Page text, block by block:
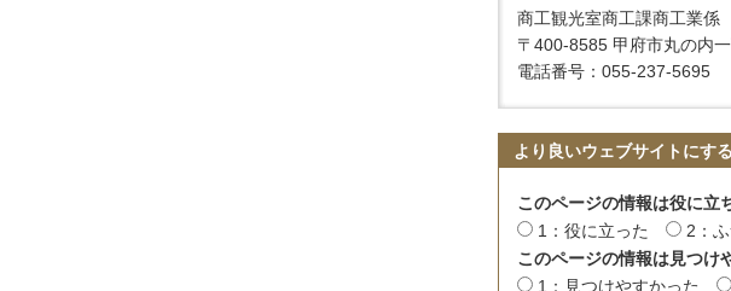
商工観光室商工課商工業係
〒400-8585 甲府市丸の内
電話番号：055-237-5695
より良いウェブサイトにす
このページの情報は役に立
1：役に立った
2：
このページの情報は見つけ
1：見つけやすかった